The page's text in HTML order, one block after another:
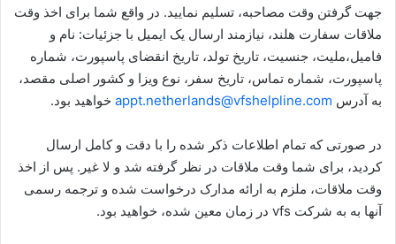
جهت گرفتن وقت مصاحبه، تسلیم نمایید. در واقع شما برای اخذ وقت
ملاقات سفارت هلند، نیازمند ارسال یک ایمیل با جزئیات: نام و
فامیل،ملیت، جنسیت، تاریخ تولد، تاریخ انقضای پاسپورت، شماره
پاسپورت، شماره تماس، تاریخ سفر، نوع ویزا و کشور اصلی مقصد،
به آدرس appt.netherlands@vfshelpline.com خواهید بود.
در صورتی که تمام اطلاعات ذکر شده را با دقت و کامل ارسال
کردید، برای شما وقت ملاقات در نظر گرفته شد و لا غیر. پس از اخذ
وقت ملاقات، ملزم به ارائه مدارک درخواست شده و ترجمه رسمی
آنها به به شرکت vfs در زمان معین شده، خواهید بود.